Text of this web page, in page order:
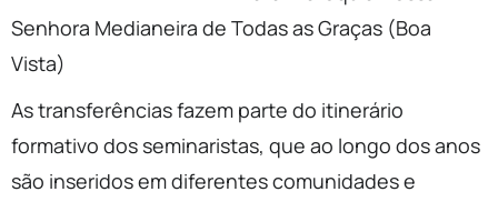
Senhora Medianeira de Todas as Graças (Boa
Vista)
As transferências fazem parte do itinerário
formativo dos seminaristas, que ao longo dos anos
são inseridos em diferentes comunidades e